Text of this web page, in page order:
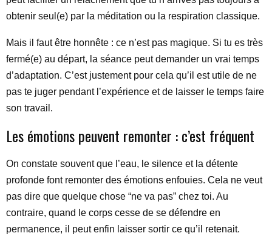
obtenir seul(e) par la méditation ou la respiration classique.
Mais il faut être honnête : ce n’est pas magique. Si tu es très
fermé(e) au départ, la séance peut demander un vrai temps
d’adaptation. C’est justement pour cela qu’il est utile de ne
pas te juger pendant l’expérience et de laisser le temps faire
son travail.
Les émotions peuvent remonter : c’est fréquent
On constate souvent que l’eau, le silence et la détente
profonde font remonter des émotions enfouies. Cela ne veut
pas dire que quelque chose “ne va pas” chez toi. Au
contraire, quand le corps cesse de se défendre en
permanence, il peut enfin laisser sortir ce qu’il retenait.